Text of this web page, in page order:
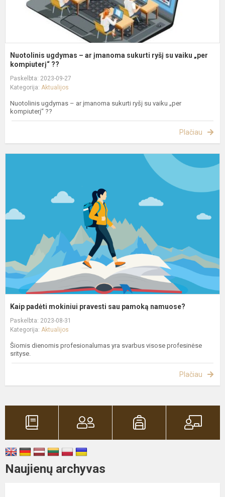
Nuotolinis ugdymas – ar įmanoma sukurti ryšį su vaiku „per
kompiuterį“ ??
Paskelbta: 2023-09-27
Kategorija: Aktualijos
Nuotolinis ugdymas – ar įmanoma sukurti ryšį su vaiku „per
kompiuterį“ ??
Plačiau
Kaip padėti mokiniui pravesti sau pamoką namuose?
Paskelbta: 2023-08-31
Kategorija: Aktualijos
Šiomis dienomis profesionalumas yra svarbus visose profesinėse
srityse.
Plačiau
Naujienų archyvas